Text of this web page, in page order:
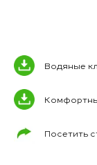
Водяные
Посетить